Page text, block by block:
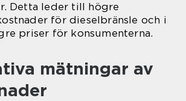
Detta leder till högre
för dieselbränsle och i
priser för konsumenterna.
mätningar av